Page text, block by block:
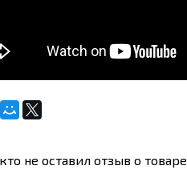
не оставил отзыв о товаре.